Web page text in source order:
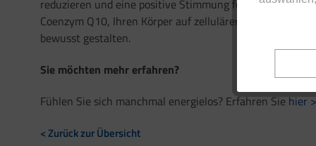
reduzieren und eine positive Stimmung fördern.
Coenzym Q10, Ihren Körper auf zellulärer Ebene
bewusst gestalten.
Sie möchten mehr erfahren?
Fühlen Sie sich manchmal energielos? Erfahren Sie hier
< Zurück zur Übersicht